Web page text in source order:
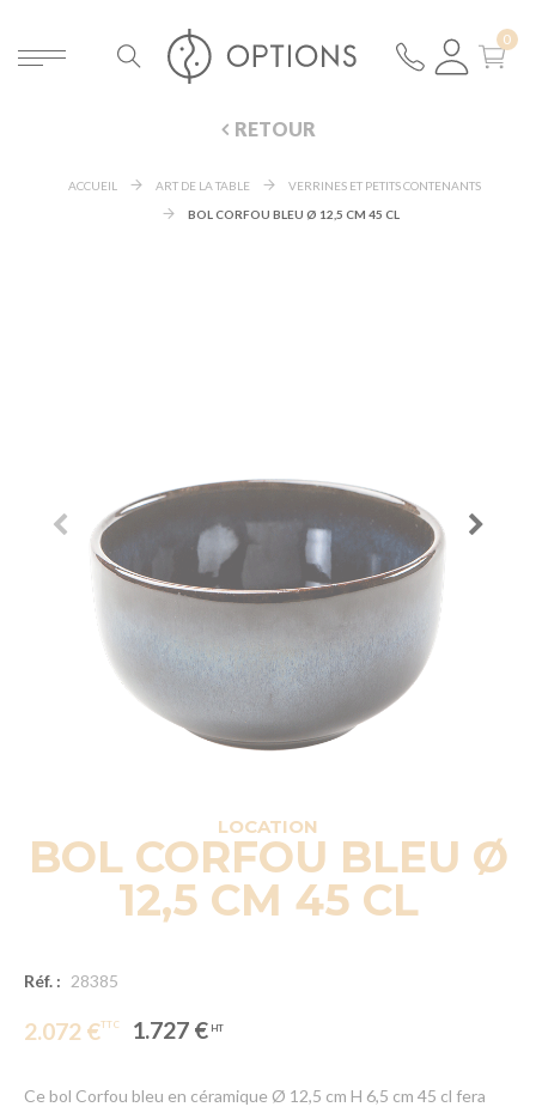
RETOUR
ACCUEIL ART DE LA TABLE
VERRINES ET PETITS CONTENANTS
BOL CORFOU BLEU Ø 12,5 CM 45 CL
LOCATION
BOL CORFOU BLEU Ø
12,5 CM 45 CL
Réf. : 28385
2.072 € 1.727 €
Ce bol Corfou bleu en céramique Ø 12,5 cm H 6,5 cm 45 cl fera